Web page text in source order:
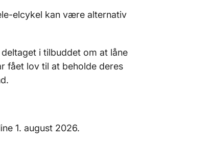
elcykel kan være alternativ
i tilbuddet om at låne
fået lov til at beholde deres
1. august 2026.